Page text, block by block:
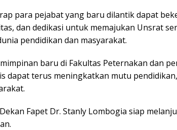
para pejabat yang baru dilantik dapat
dan dedikasi untuk memajukan Unsrat
pendidikan dan masyarakat.
baru di Fakultas Peternakan dan
dapat terus meningkatkan mutu
Fapet Dr. Stanly Lombogia siap